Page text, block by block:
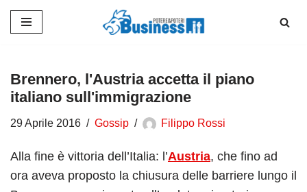
contenuto
Brennero, l'Austria accetta il piano
italiano sull'immigrazione
29 Aprile 2016 Gossip Filippo Rossi
Alla fine è vittoria dell’Italia: l’Austria, che fino ad
ora aveva proposto la chiusura delle barriere lungo il